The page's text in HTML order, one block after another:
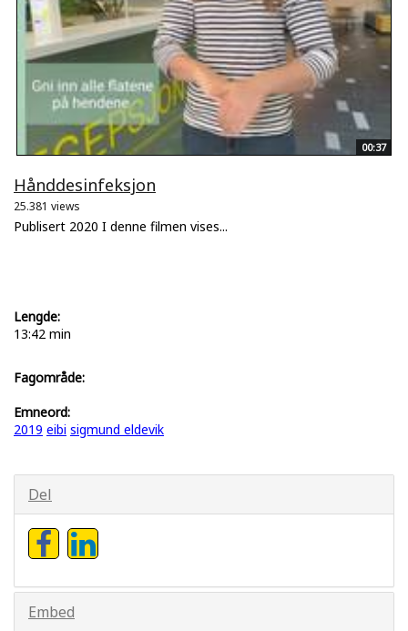
00:37
Hånddesinfeksjon
25.381 views
Publisert 2020 I denne filmen vises...
Lengde:
13:42 min
Fagområde:
Emneord:
2019 eibi sigmund eldevik
Del
Embed